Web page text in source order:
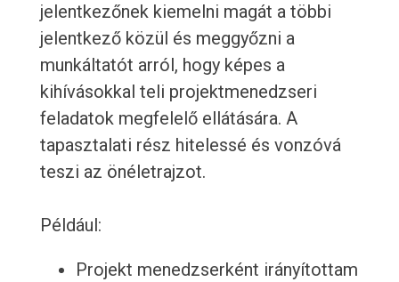
jelentkezőnek kiemelni magát a többi
jelentkező közül és meggyőzni a
munkáltatót arról, hogy képes a
kihívásokkal teli projektmenedzseri
feladatok megfelelő ellátására. A
tapasztalati rész hitelessé és vonzóvá
teszi az önéletrajzot.
Például:
Projekt menedzserként irányítottam